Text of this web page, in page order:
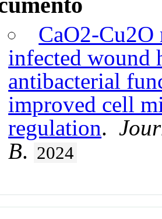
CaO2-Cu2O
infected wound
antibacterial
improved cell
regulation.
B. 2024